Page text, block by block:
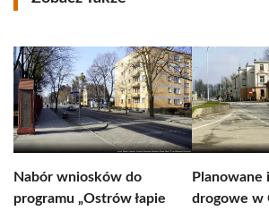
Nabór wniosków do
programu „Ostrów łapie
Planowane
drogowe w